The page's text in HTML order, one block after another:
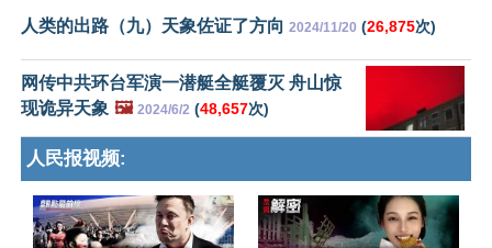
人类的出路（九）天象佐证了方向 2024/11/20 (26,875次)
网传中共环台军演一潜艇全艇覆灭 舟山惊
现诡异天象 🖼️ 2024/6/2 (48,657次)
人民报视频: